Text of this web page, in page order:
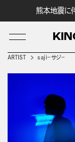
熊本地震に
LOG IN
ARTIST ｓａｊｉ－サジ－